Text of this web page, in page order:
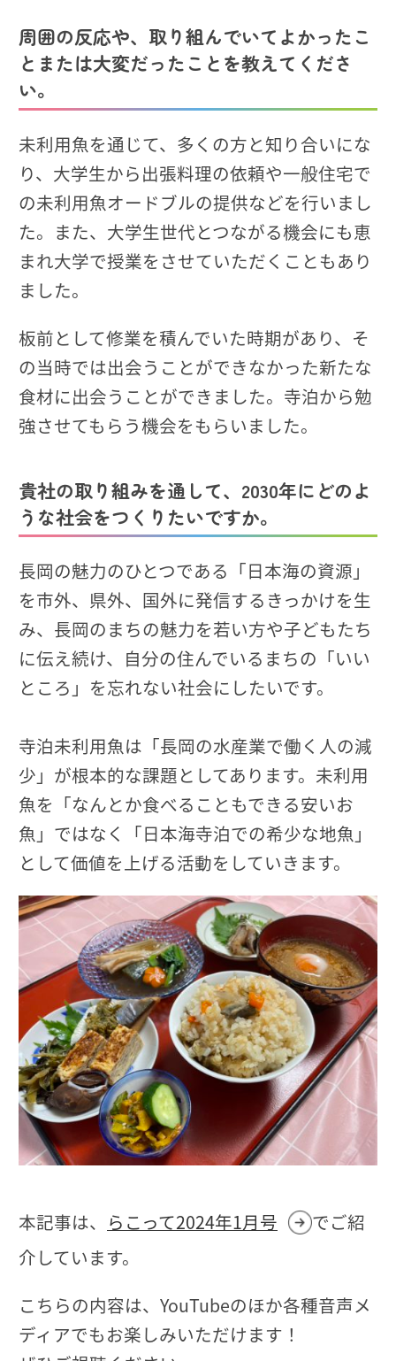
周囲の反応や、取り組んでいてよかったこ
とまたは大変だったことを教えてくださ
い。
未利用魚を通じて、多くの方と知り合いにな
り、大学生から出張料理の依頼や一般住宅で
の未利用魚オードブルの提供などを行いまし
た。また、大学生世代とつながる機会にも恵
まれ大学で授業をさせていただくこともあり
ました。
板前として修業を積んでいた時期があり、そ
の当時では出会うことができなかった新たな
食材に出会うことができました。寺泊から勉
強させてもらう機会をもらいました。
貴社の取り組みを通して、2030年にどのよ
うな社会をつくりたいですか。
長岡の魅力のひとつである「日本海の資源」
を市外、県外、国外に発信するきっかけを生
み、長岡のまちの魅力を若い方や子どもたち
に伝え続け、自分の住んでいるまちの「いい
ところ」を忘れない社会にしたいです。
寺泊未利用魚は「長岡の水産業で働く人の減
少」が根本的な課題としてあります。未利用
魚を「なんとか食べることもできる安いお
魚」ではなく「日本海寺泊での希少な地魚」
として価値を上げる活動をしていきます。
本記事は、 らこって2024年1月号
でご紹
介しています。
こちらの内容は、YouTubeのほか各種音声メ
ディアでもお楽しみいただけます！